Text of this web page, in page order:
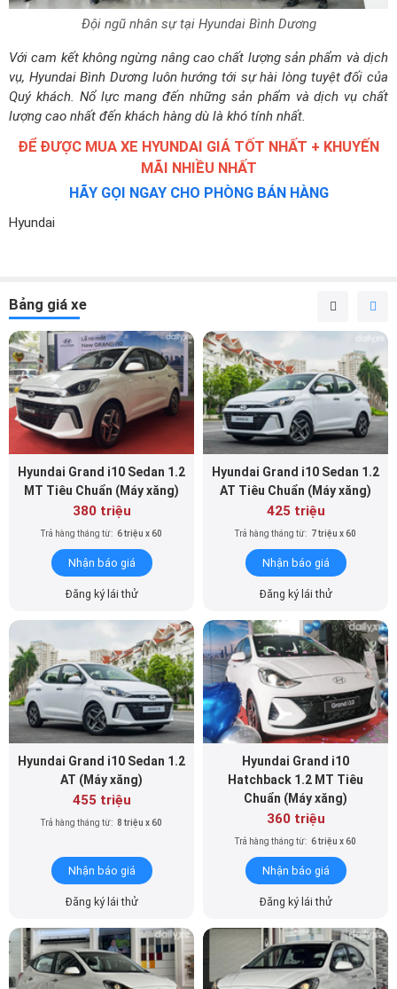
Đội ngũ nhân sự tại Hyundai Bình Dương
Với cam kết không ngừng nâng cao chất lượng sản phẩm và dịch
vụ, Hyundai Bình Dương luôn hướng tới sự hài lòng tuyệt đối của
Quý khách. Nổ lực mang đến những sản phẩm và dịch vụ chất
lượng cao nhất đến khách hàng dù là khó tính nhất.
ĐỂ ĐƯỢC MUA XE HYUNDAI GIÁ TỐT NHẤT + KHUYẾN
MÃI NHIỀU NHẤT
HÃY GỌI NGAY CHO PHÒNG BÁN HÀNG
Hyundai
Bảng giá xe
Hyundai Grand i10 Sedan 1.2
MT Tiêu Chuẩn (Máy xăng)
380 triệu
Trả hàng tháng từ: 6 triệu x 60
Nhận báo giá
Đăng ký lái thử
Hyundai Grand i10 Sedan 1.2
AT Tiêu Chuẩn (Máy xăng)
425 triệu
Trả hàng tháng từ: 7 triệu x 60
Nhận báo giá
Đăng ký lái thử
Hyundai Grand i10 Sedan 1.2
AT (Máy xăng)
455 triệu
Trả hàng tháng từ: 8 triệu x 60
Nhận báo giá
Đăng ký lái thử
Hyundai Grand i10
Hatchback 1.2 MT Tiêu
Chuẩn (Máy xăng)
360 triệu
Trả hàng tháng từ: 6 triệu x 60
Nhận báo giá
Đăng ký lái thử